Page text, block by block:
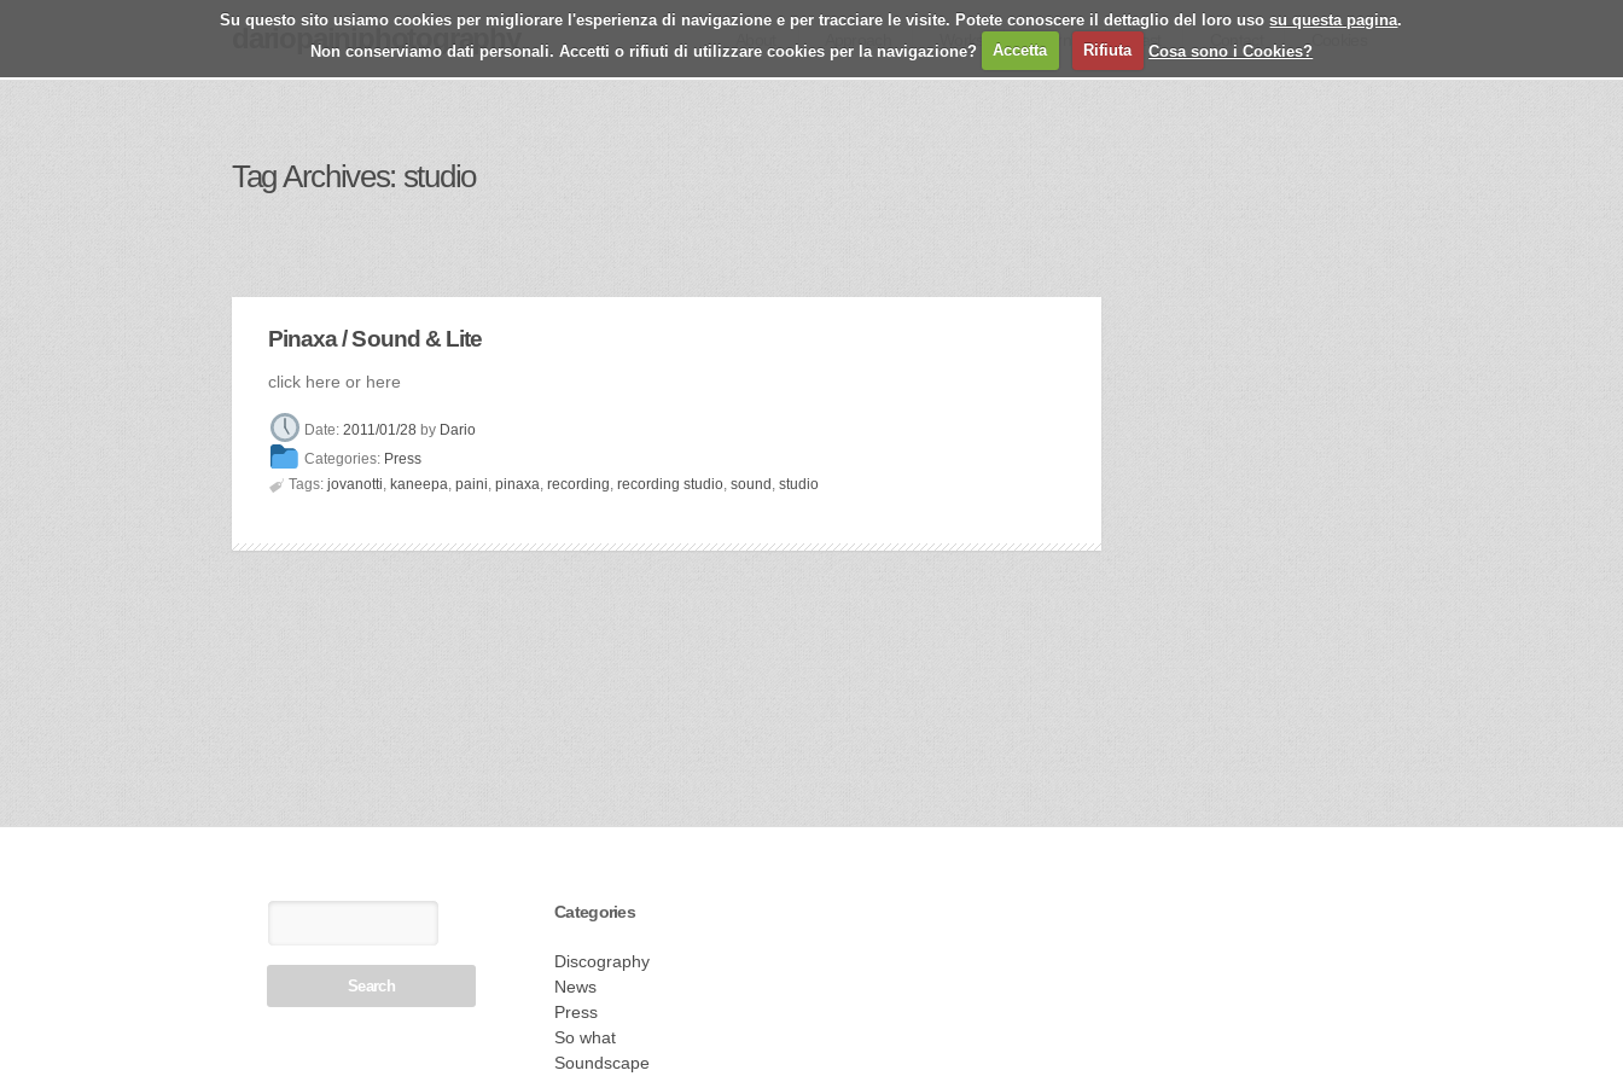
Su questo sito usiamo cookies per migliorare l'esperienza di navigazione e per tracciare le visite. Potete conoscere il dettaglio del loro usosu questa pagina.
Non conserviamo dati personali. Accetti o rifiuti di utilizzare cookies per la navigazione?
Accetta Rifiuta Cosa sono i Cookies?
dariopainiphotography Approach Works Journal Past Contact
Tag Archives: studio
Pinaxa / Sound & Lite
click here or here
Date:2011/01/28 by Dario
Categories: Press
 Tags: jovanotti kaneepa paini pinaxa recording recording studio sound studio
Categories
Discography
News
Press
So what
Soundscape